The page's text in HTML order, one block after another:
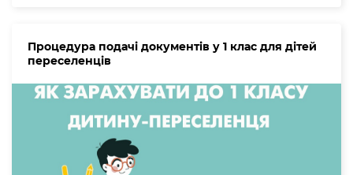
Процедура подачі документів у 1 клас для дітей
переселенців